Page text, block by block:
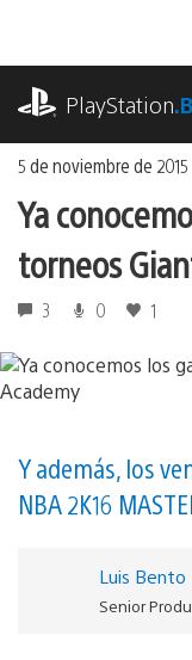
contenido
PlayStation
5 de noviembre de 2015
Ya
torneos
3 0 1
Y además, los
NBA 2K16
Luis Bento
Senior